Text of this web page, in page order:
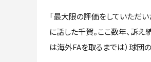
「最大限の評価をしていただ
に話した千賀。ここ数年、訴
は海外FAを取るまでは）球団